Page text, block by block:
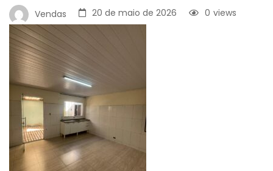
Vendas 20 de maio de 2026 views
0